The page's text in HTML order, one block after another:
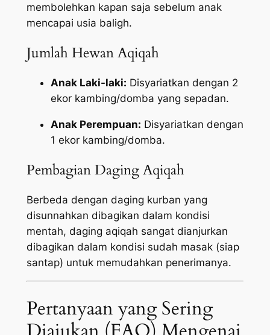
membolehkan kapan saja sebelum anak
mencapai usia baligh.
Jumlah Hewan Aqiqah
Anak Laki-laki: Disyariatkan dengan 2
ekor kambing/domba yang sepadan.
Anak Perempuan: Disyariatkan dengan
1 ekor kambing/domba.
Pembagian Daging Aqiqah
Berbeda dengan daging kurban yang
disunnahkan dibagikan dalam kondisi
mentah, daging aqiqah sangat dianjurkan
dibagikan dalam kondisi sudah masak (siap
santap) untuk memudahkan penerimanya.
Pertanyaan yang Sering